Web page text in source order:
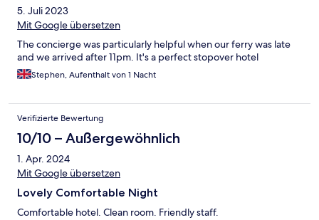
5. Juli 2023
Mit Google übersetzen
The concierge was particularly helpful when our ferry was late
and we arrived after 11pm. It's a perfect stopover hotel
Stephen, Aufenthalt von 1 Nacht
Verifizierte Bewertung
10/10 – Außergewöhnlich
1. Apr. 2024
Mit Google übersetzen
Lovely Comfortable Night
Comfortable hotel. Clean room. Friendly staff.